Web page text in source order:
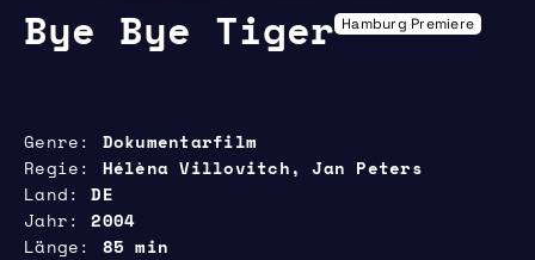
Bye Bye Tiger Hamburg Premiere
Genre
Dokumentarfilm
Regie
Hélèna Villovitch, Jan Peters
Land
DE
Jahr
2004
Länge
85 min